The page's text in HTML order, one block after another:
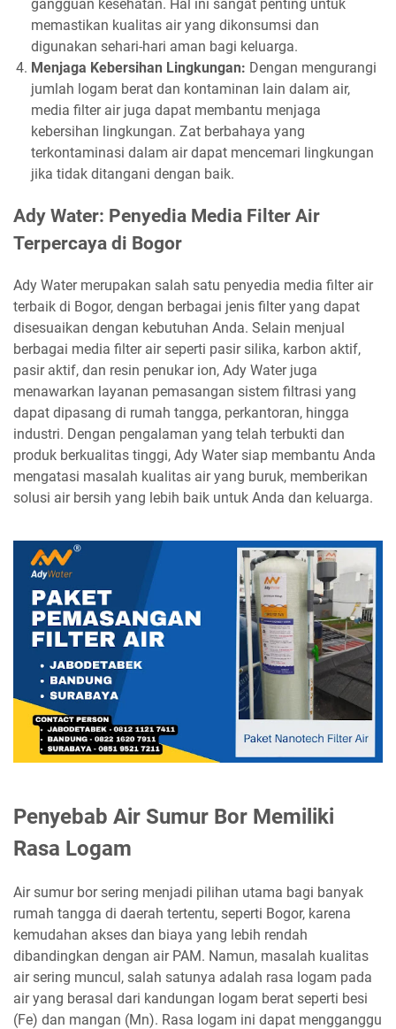
gangguan kesehatan. Hal ini sangat penting untuk
memastikan kualitas air yang dikonsumsi dan
digunakan sehari-hari aman bagi keluarga.
Menjaga Kebersihan Lingkungan: Dengan mengurangi
jumlah logam berat dan kontaminan lain dalam air,
media filter air juga dapat membantu menjaga
kebersihan lingkungan. Zat berbahaya yang
terkontaminasi dalam air dapat mencemari lingkungan
jika tidak ditangani dengan baik.
Ady Water: Penyedia Media Filter Air
Terpercaya di Bogor
Ady Water merupakan salah satu penyedia media filter air
terbaik di Bogor, dengan berbagai jenis filter yang dapat
disesuaikan dengan kebutuhan Anda. Selain menjual
berbagai media filter air seperti pasir silika, karbon aktif,
pasir aktif, dan resin penukar ion, Ady Water juga
menawarkan layanan pemasangan sistem filtrasi yang
dapat dipasang di rumah tangga, perkantoran, hingga
industri. Dengan pengalaman yang telah terbukti dan
produk berkualitas tinggi, Ady Water siap membantu Anda
mengatasi masalah kualitas air yang buruk, memberikan
solusi air bersih yang lebih baik untuk Anda dan keluarga.
Penyebab Air Sumur Bor Memiliki
Rasa Logam
Air sumur bor sering menjadi pilihan utama bagi banyak
rumah tangga di daerah tertentu, seperti Bogor, karena
kemudahan akses dan biaya yang lebih rendah
dibandingkan dengan air PAM. Namun, masalah kualitas
air sering muncul, salah satunya adalah rasa logam pada
air yang berasal dari kandungan logam berat seperti besi
(Fe) dan mangan (Mn). Rasa logam ini dapat mengganggu